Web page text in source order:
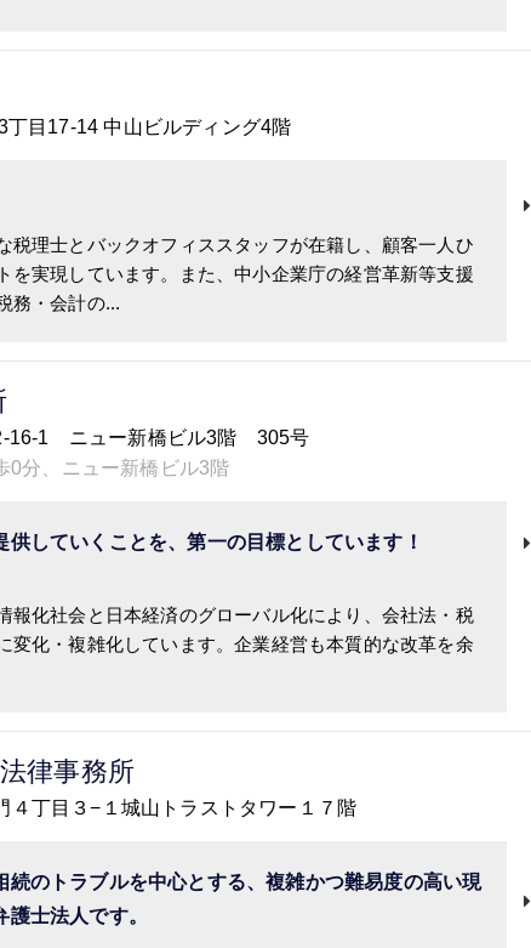
目17-14 中山ビルディング4階
税理士とバックオフィススタッフが在籍し、顧客一人ひ
を実現しています。また、中小企業庁の経営革新等支援
務・会計の...
16-1 ニュー新橋ビル3階 305号
0分、ニュー新橋ビル3階
供していくことを、第一の目標としています！
報化社会と日本経済のグローバル化により、会社法・税
変化・複雑化しています。企業経営も本質的な改革を余
律事務所
丁目３−１城山トラストタワー１７階
続のトラブルを中心とする、複雑かつ難易度の高い現
士法人です。